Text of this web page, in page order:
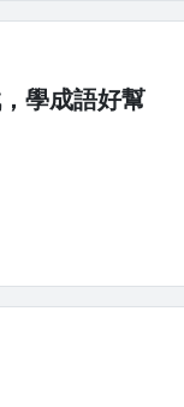
學成語好幫